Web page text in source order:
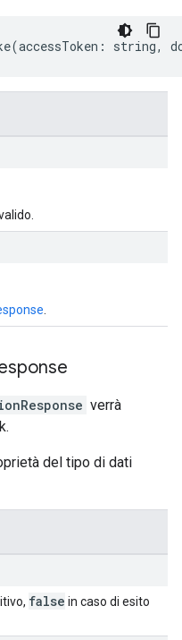
(accessToken : string,
verrà
del tipo di dati
false in caso di esito